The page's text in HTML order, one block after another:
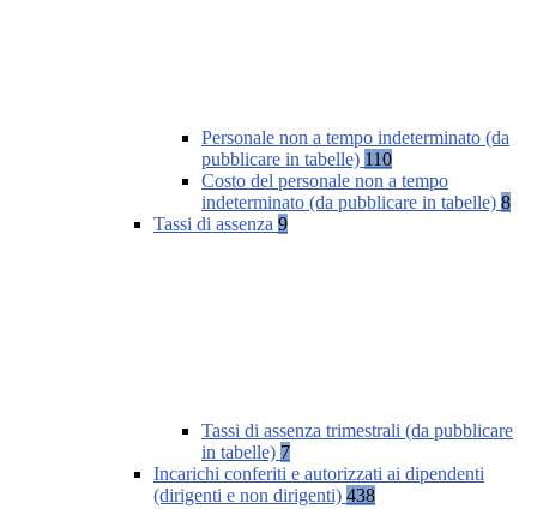
Personale non a tempo indeterminato (da
pubblicare in tabelle) 110
Costo del personale non a tempo
indeterminato (da pubblicare in tabelle) 8
Tassi di assenza 9
Tassi di assenza trimestrali (da pubblicare
in tabelle) 7
Incarichi conferiti e autorizzati ai dipendenti
(dirigenti e non dirigenti) 438